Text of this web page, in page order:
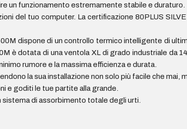
un funzionamento estremamente stabile e duraturo.
del tuo computer. La certificazione 80PLUS
dispone di un controllo termico intelligente di
è dotata di una ventola XL di grado industriale da
rumore e la massima efficienza e durata.
la sua installazione non solo più facile che mai,
e goditi le tue partite alla grande.
di assorbimento totale degli urti.